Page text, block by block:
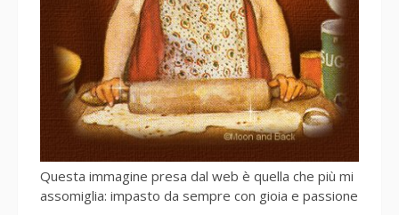
Questa immagine presa dal web è quella che più mi
assomiglia: impasto da sempre con gioia e passione